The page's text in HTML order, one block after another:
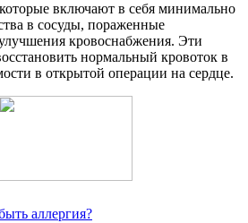
включают в себя минимально
в сосуды, пораженные
кровоснабжения. Эти
нормальный кровоток в
в открытой операции на сердце.
аллергия?